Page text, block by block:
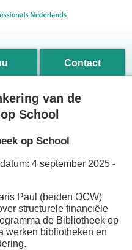
Contact
van de
School
op School
4 september 2025 -
Paul (beiden OCW)
structurele financiële
de Bibliotheek op
werken bibliotheken en